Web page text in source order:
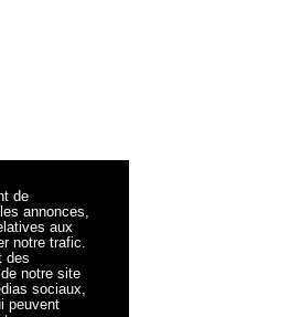
de
annonces,
aux
notre trafic.
des
notre site
sociaux,
peuvent